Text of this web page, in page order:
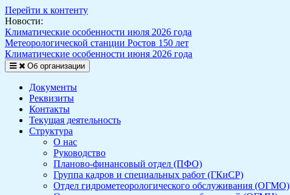
Перейти к контенту
Новости:
Климатические особенности июля 2026 года
Метеорологической станции Ростов 150 лет
Климатические особенности июня 2026 года
Об организации
Документы
Реквизиты
Контакты
Текущая деятельность
Структура
О нас
Руководство
Планово-финансовый отдел (ПФО)
Группа кадров и специальных работ (ГКиСР)
Отдел гидрометеорологического обслуживания (ОГМО)